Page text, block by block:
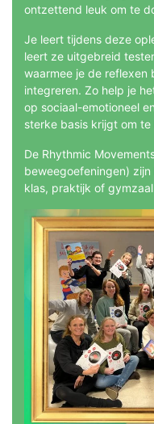
ontzettend leuk om te
Je leert tijdens deze
leert ze uitgebreid
waarmee je de reflexen
integreren. Zo help je
op sociaal-emotioneel
sterke basis krijgt om
De Rhythmic
beweegoefeningen)
klas, praktijk of